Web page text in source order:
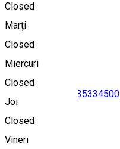
Closed
Marți
Closed
Miercuri
Closed
Joi
Closed
Vineri
Hartă
0735334500